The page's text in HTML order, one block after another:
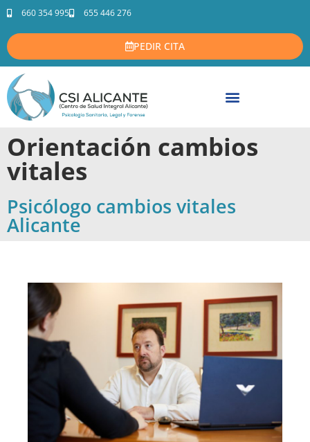
660 354 995 655 446 276
PEDIR CITA
Orientación cambios
vitales
Psicólogo cambios vitales
Alicante